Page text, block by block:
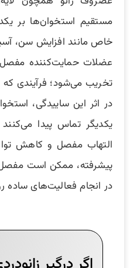
مستقیم استخوان‌ها بر
خاص مانند افزایش سن،
عضلات حمایت‌کننده
تخریب می‌شود؛ فرآیندی که
در اثر این ساییدگی،
یکدیگر تماس پیدا
التهاب مفصل و کاهش
پیشرفته، ممکن است
در انجام فعالیت‌های ساده